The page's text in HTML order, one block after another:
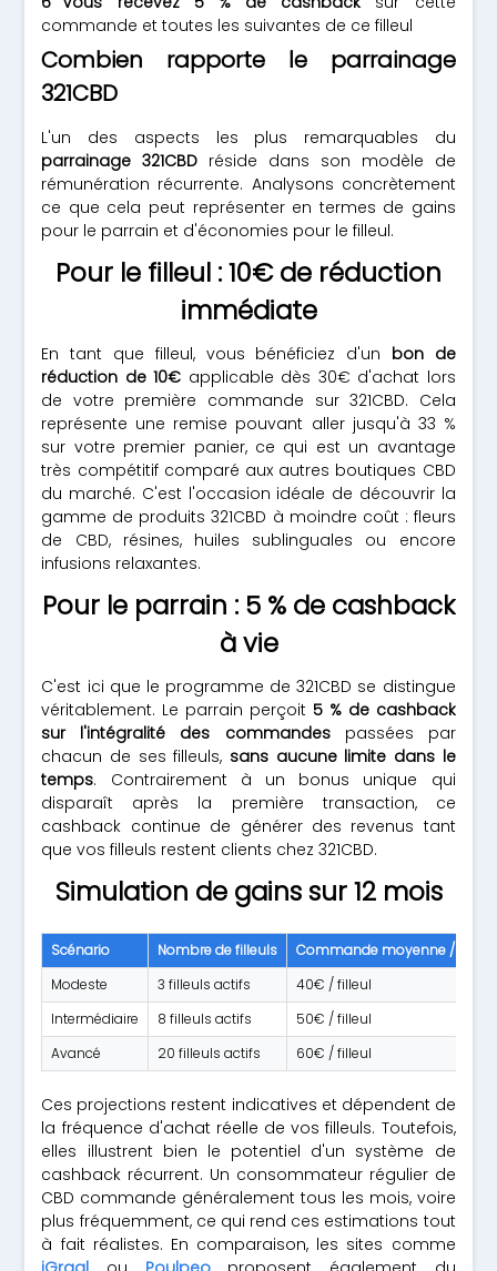
commande et toutes les suivantes de ce filleul
Combien rapporte le parrainage
321CBD
L'un des aspects les plus remarquables du
parrainage 321CBD réside dans son modèle de
rémunération récurrente. Analysons concrètement
ce que cela peut représenter en termes de gains
pour le parrain et d'économies pour le filleul.
Pour le filleul : 10€ de réduction
immédiate
En tant que filleul, vous bénéficiez d'un bon de
réduction de 10€ applicable dès 30€ d'achat lors
de votre première commande sur 321CBD. Cela
représente une remise pouvant aller jusqu'à 33 %
sur votre premier panier, ce qui est un avantage
très compétitif comparé aux autres boutiques CBD
du marché. C'est l'occasion idéale de découvrir la
gamme de produits 321CBD à moindre coût : fleurs
de CBD, résines, huiles sublinguales ou encore
infusions relaxantes.
Pour le parrain : 5 % de cashback
à vie
C'est ici que le programme de 321CBD se distingue
véritablement. Le parrain perçoit 5 % de cashback
sur l'intégralité des commandespassées par
chacun de ses filleuls, sans aucune limite dans le
temps. Contrairement à un bonus unique qui
disparaît après la première transaction, ce
cashback continue de générer des revenus tant
que vos filleuls restent clients chez 321CBD.
Simulation de gains sur 12 mois
Scénario Nombre de filleuls
Commande moyenne / mois
Modeste
3 filleuls actifs
40€ / filleul
Intermédiaire
8 filleuls actifs
50€ / filleul
Avancé
20 filleuls actifs 60€ / filleul
Ces projections restent indicatives et dépendent de
la fréquence d'achat réelle de vos filleuls. Toutefois,
elles illustrent bien le potentiel d'un système de
cashback récurrent. Un consommateur régulier de
CBD commande généralement tous les mois, voire
plus fréquemment, ce qui rend ces estimations tout
à fait réalistes. En comparaison, les sites comme